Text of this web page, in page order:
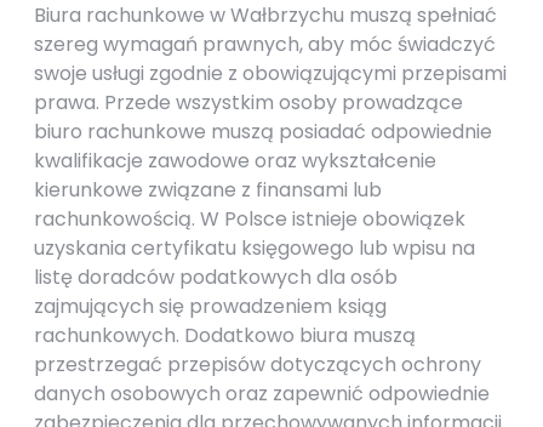
Biura rachunkowe w Wałbrzychu muszą spełniać
szereg wymagań prawnych, aby móc świadczyć
swoje usługi zgodnie z obowiązującymi przepisami
prawa. Przede wszystkim osoby prowadzące
biuro rachunkowe muszą posiadać odpowiednie
kwalifikacje zawodowe oraz wykształcenie
kierunkowe związane z finansami lub
rachunkowością. W Polsce istnieje obowiązek
uzyskania certyfikatu księgowego lub wpisu na
listę doradców podatkowych dla osób
zajmujących się prowadzeniem ksiąg
rachunkowych. Dodatkowo biura muszą
przestrzegać przepisów dotyczących ochrony
danych osobowych oraz zapewnić odpowiednie